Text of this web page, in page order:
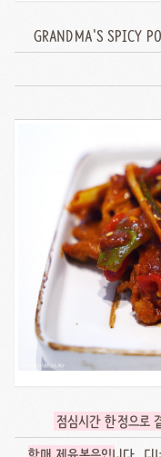
GRANDMA'S SPICY
점심시간 한정으로